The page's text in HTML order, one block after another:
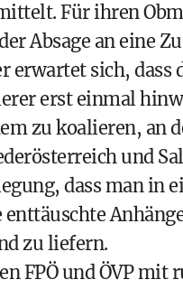
Für ihren
Absage an eine
erwartet sich, dass
erst einmal
zu koalieren, an
und
dass man in
zu liefern.
FPÖ und ÖVP mit